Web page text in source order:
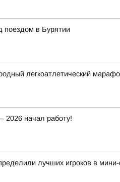
поездом в Бурятии
легкоатлетический
начал работу!
лучших игроков в